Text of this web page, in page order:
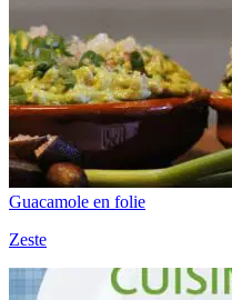
Guacamole en folie
Zeste